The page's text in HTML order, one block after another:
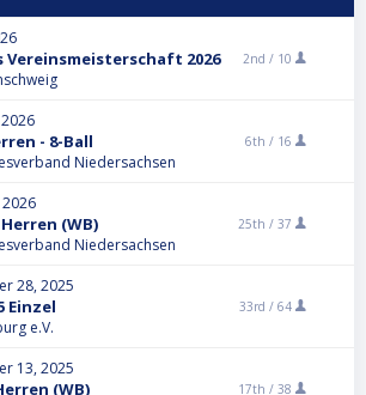
Vereinsmeisterschaft 2026 2nd / 10
- 8-Ball
Niedersachsen
6th / 16
(WB)
Niedersachsen
25th / 37
28, 2025
Einzel
e.V.
33rd / 64
13, 2025
(WB) 17th / 38